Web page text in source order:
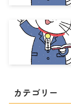
カテゴリー